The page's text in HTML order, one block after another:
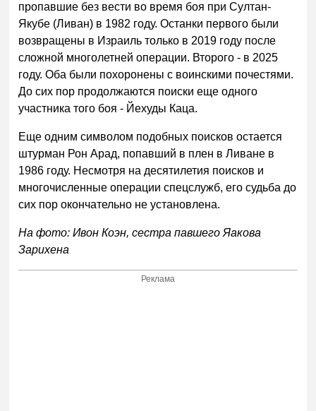
пропавшие без вести во время боя при Султан-
Якубе (Ливан) в 1982 году. Останки первого были
возвращены в Израиль только в 2019 году после
сложной многолетней операции. Второго - в 2025
году. Оба были похоронены с воинскими почестями.
До сих пор продолжаются поиски еще одного
участника того боя - Йехуды Каца.
Еще одним символом подобных поисков остается
штурман Рон Арад, попавший в плен в Ливане в
1986 году. Несмотря на десятилетия поисков и
многочисленные операции спецслужб, его судьба до
сих пор окончательно не установлена.
На фото: Ивон Коэн, сестра павшего Яакова
Зарихена
Реклама